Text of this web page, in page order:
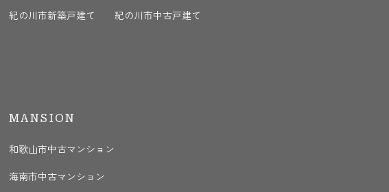
紀の川市新築戸建て
紀の川市中古戸建て
MANSION
和歌山市中古マンション
海南市中古マンション